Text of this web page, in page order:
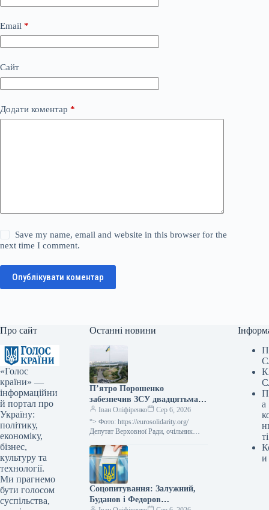
Email *
Сайт
Додати коментар *
Save my name, email and website in this browser for the
next time I comment.
Опублікувати коментар
Про сайт
«Голос
країни» —
інформаційни
й портал про
Україну:
політику,
економіку,
бізнес,
культуру та
технології.
Ми прагнемо
бути голосом
суспільства,
Останні новини
П’ятро Порошенко
забезпечив ЗСУ двадцятьма
системами “Ай-Петрі”, кошти
на які були зібрані спільними
зусиллями з партнерами по
Іван Оліфіренко
Сер 6, 2026
“> Фото: https://eurosolidarity.org/
Депутат Верховної Ради, очільник
Петро Порошенко Петро Порошенко
передав у бригади Збройних Сил
України 20…
Соцопитування: Залужний,
Буданов і Федоров
а
ті
и